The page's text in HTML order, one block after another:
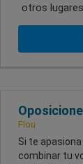
otros lugares
Flou
Si te
combinar tu